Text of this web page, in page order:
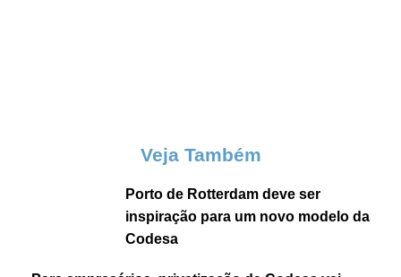
Veja Também
Porto de Rotterdam deve ser
inspiração para um novo modelo da
Codesa